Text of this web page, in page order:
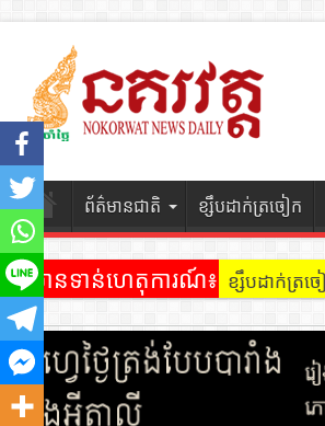
ព័ត៌មានជាតិ ខ្សឹបដាក់ត្រចៀក
ព័ត៌មានទាន់ហេតុការណ៍៖ ខ្សឹបដាក់ត្រ